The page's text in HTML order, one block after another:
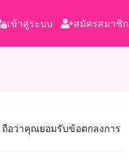
เข้าสู่ระบบ สมัครสมาชิก
อว่าคุณยอมรับข้อตกลงการ